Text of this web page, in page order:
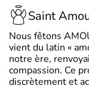
Saint
Nous fêtons
vient du latin «
notre ère,
compassion. Ce
discrètement et